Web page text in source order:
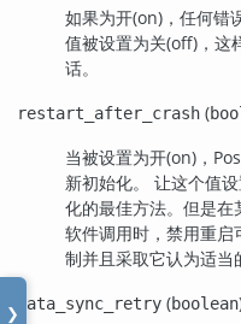
❯
如果为开(on)，任何错
值被设置为关(off)，这
话。
restart_after_crash (
当被设置为开(on)，
新初始化。 让这个值
化的最佳方法。但是在
软件调用时，禁用重
制并且采取它认为适当
data_sync_retry (boolean